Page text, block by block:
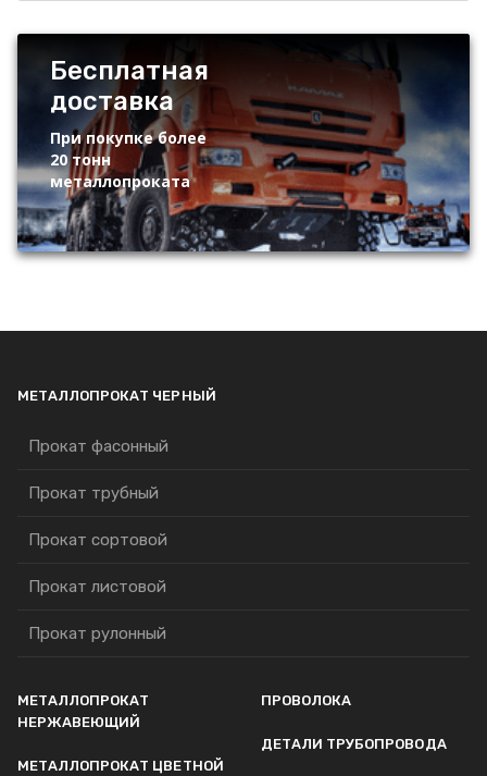
Бесплатная
доставка
При покупке более
20 тонн
металлопроката
МЕТАЛЛОПРОКАТ ЧЕРНЫЙ
Прокат фасонный
Прокат трубный
Прокат сортовой
Прокат листовой
Прокат рулонный
МЕТАЛЛОПРОКАТ
НЕРЖАВЕЮЩИЙ
МЕТАЛЛОПРОКАТ ЦВЕТНОЙ
ПРОВОЛОКА
ДЕТАЛИ ТРУБОПРОВОДА